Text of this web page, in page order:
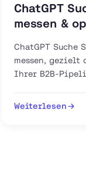
ChatGPT
messen &
ChatGPT
messen,
Ihrer B2B-
Weiterlesen